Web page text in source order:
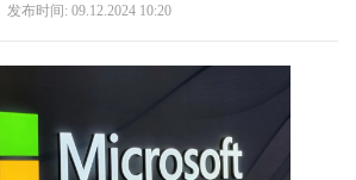
发布时间: 09.12.2024 10:20